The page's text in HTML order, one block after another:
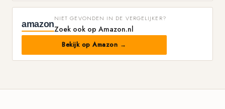
amazon
NIET GEVONDEN IN DE VERGELIJKER?
Zoek ook op Amazon.nl
Bekijk op Amazon →